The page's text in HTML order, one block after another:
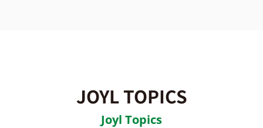
JOYL TOPICS
Joyl Topics